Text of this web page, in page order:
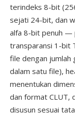
terindeks 8-bit
sejati 24-bit, dan
alfa 8-bit penuh —
transparansi 1-bit
file dengan jumlah
dalam satu file),
menentukan
dan format CLUT,
disusun sesuai